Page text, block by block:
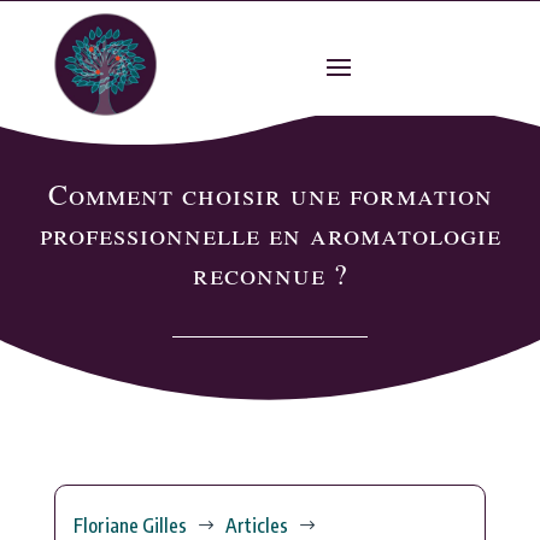
Comment choisir une formation
professionnelle en aromatologie
reconnue ?
Floriane Gilles $ Articles $